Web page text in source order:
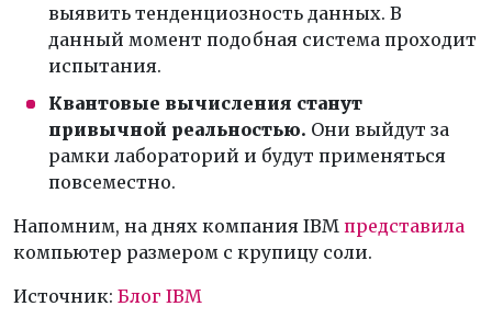
выявить тенденциозность данных. В
данный момент подобная система проходит
испытания.
Квантовые вычисления станут
привычной реальностью. Они выйдут за
рамки лабораторий и будут применяться
повсеместно.
Напомним, на днях компания IBM представила
компьютер размером с крупицу соли.
Источник: Блог IBM